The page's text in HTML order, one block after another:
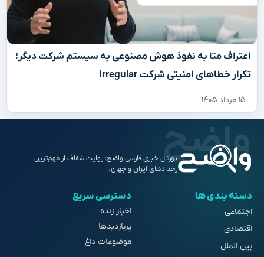
اعتراف متا به نفوذ هوش مصنوعی به سیستم شرکت دیگر؛
تکرار خطاهای امنیتی شرکت Irregular
۱۵ مرداد ۱۴۰۵
پورتال خبری فارسی واضح؛ روایت شفاف از مهم‌ترین
رخدادهای ایران و جهان.
دسته بندی ها
اجتماعی
اقتصادی
بین الملل
دسترسی سریع
اخبار زنده
پربازدیدها
موضوعات داغ